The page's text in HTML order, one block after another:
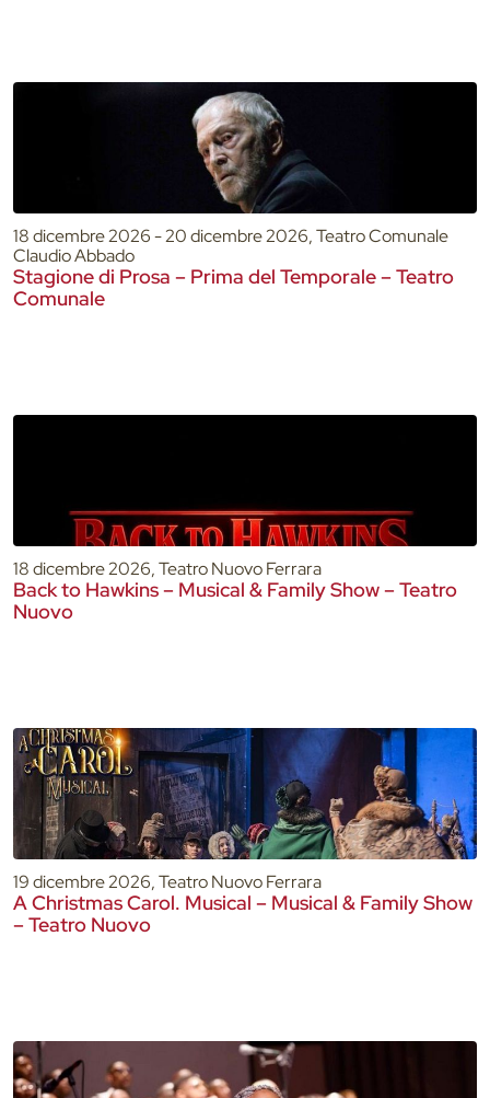
18 dicembre 2026 - 20 dicembre 2026, Teatro Comunale
Claudio Abbado
Stagione di Prosa – Prima del Temporale – Teatro
Comunale
18 dicembre 2026, Teatro Nuovo Ferrara
Back to Hawkins – Musical & Family Show – Teatro
Nuovo
19 dicembre 2026, Teatro Nuovo Ferrara
A Christmas Carol. Musical – Musical & Family Show
– Teatro Nuovo